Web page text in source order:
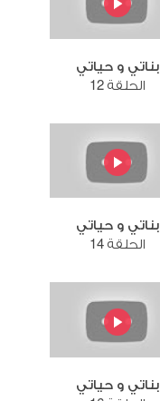
بناتي و حياتي
الحلقة 12
بناتي و حياتي
الحلقة 14
بناتي و حياتي